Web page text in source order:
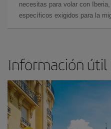
necesitas para volar con
específicos exigidos para la
Información útil